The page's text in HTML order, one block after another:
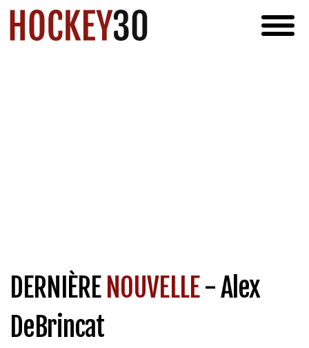
DERNIÈRENOUVELLE- Alex
DeBrincat